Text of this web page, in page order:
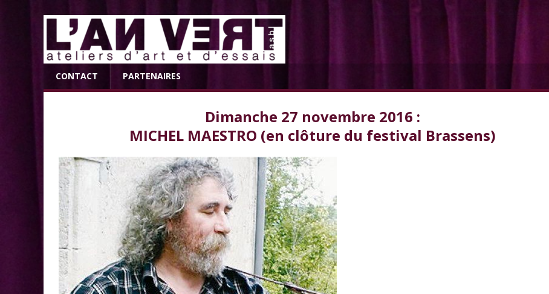
CONTACT PARTENAIRES
Dimanche 27 novembre 2016 :
MICHEL MAESTRO (en clôture du festival Brassens)